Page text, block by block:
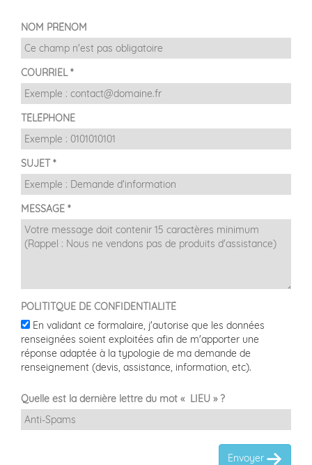
NOM PRÉNOM
COURRIEL *
TÉLÉPHONE
SUJET *
MESSAGE *
POLITITQUE DE CONFIDENTIALITÉ
En validant ce formalaire, j'autorise que les données
renseignées soient exploitées afin de m'apporter une
réponse adaptée à la typologie de ma demande de
renseignement (devis, assistance, information, etc).
Quelle est la dernière lettre du mot « LIEU » ?
Envoyer